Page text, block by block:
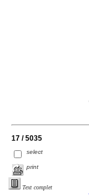
17 / 5035
select
print
Text complet